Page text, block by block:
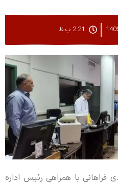
2:21 ب.ظ
فراهانی با همراهی رئیس اداره